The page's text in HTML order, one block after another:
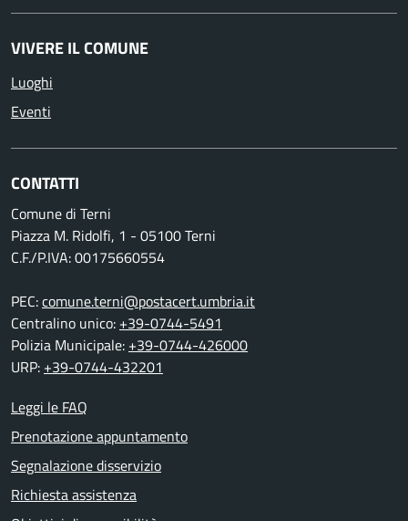
VIVERE IL COMUNE
Luoghi
Eventi
CONTATTI
Comune di Terni
Piazza M. Ridolfi, 1 - 05100 Terni
C.F./P.IVA: 00175660554
PEC:comune.terni@postacert.umbria.it
Centralino unico: +39-0744-5491
Polizia Municipale: +39-0744-426000
URP: +39-0744-432201
Leggi le FAQ
Prenotazione appuntamento
Segnalazione disservizio
Richiesta assistenza